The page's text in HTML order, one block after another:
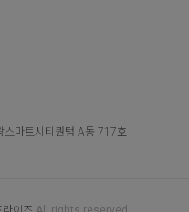
스마트시티퀀텀 A동 717호